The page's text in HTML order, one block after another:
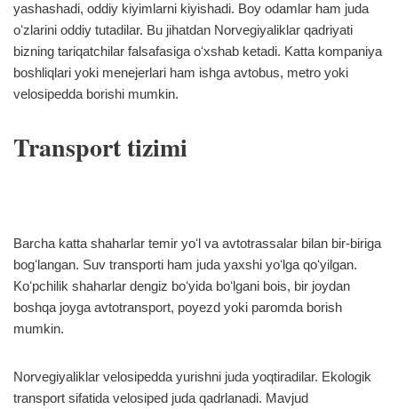
yashashadi, oddiy kiyimlarni kiyishadi. Boy odamlar ham juda
oʻzlarini oddiy tutadilar. Bu jihatdan Norvegiyaliklar qadriyati
bizning tariqatchilar falsafasiga oʻxshab ketadi. Katta kompaniya
boshliqlari yoki menejerlari ham ishga avtobus, metro yoki
velosipedda borishi mumkin.
Transport tizimi
Barcha katta shaharlar temir yoʻl va avtotrassalar bilan bir-biriga
bogʻlangan. Suv transporti ham juda yaxshi yoʻlga qoʻyilgan.
Koʻpchilik shaharlar dengiz boʻyida boʻlgani bois, bir joydan
boshqa joyga avtotransport, poyezd yoki paromda borish
mumkin.
Norvegiyaliklar velosipedda yurishni juda yoqtiradilar. Ekologik
transport sifatida velosiped juda qadrlanadi. Mavjud